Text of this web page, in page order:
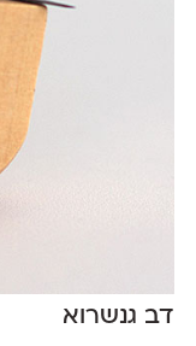
דב גנשרוא